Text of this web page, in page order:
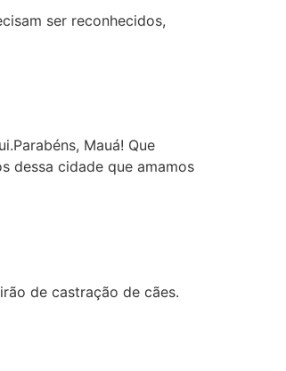
ser reconhecidos,
Mauá! Que
dessa cidade que amamos
de castração de cães.